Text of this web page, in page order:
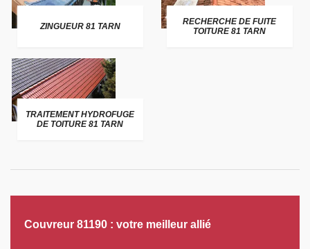
ZINGUEUR 81 TARN
RECHERCHE DE FUITE
TOITURE 81 TARN
TRAITEMENT HYDROFUGE
DE TOITURE 81 TARN
Couvreur 81190 : votre meilleur allié